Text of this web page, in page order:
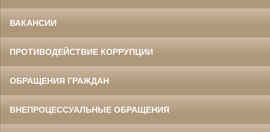
ВАКАНСИИ
ПРОТИВОДЕЙСТВИЕ КОРРУПЦИИ
ОБРАЩЕНИЯ ГРАЖДАН
ВНЕПРОЦЕССУАЛЬНЫЕ ОБРАЩЕНИЯ